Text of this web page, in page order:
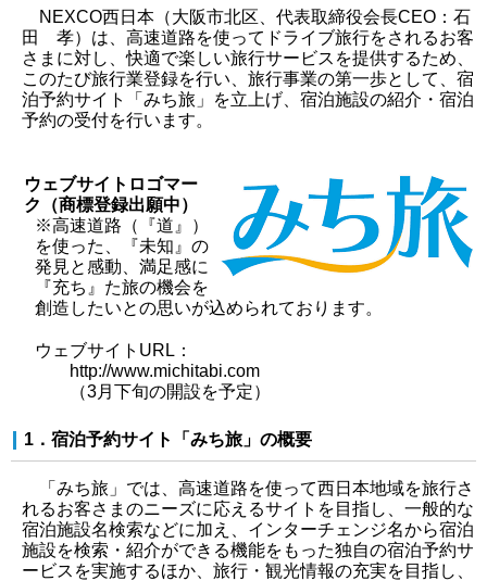
NEXCO西日本（大阪市北区、代表取締役会長CEO：石
田 孝）は、高速道路を使ってドライブ旅行をされるお客
さまに対し、快適で楽しい旅行サービスを提供するため、
このたび旅行業登録を行い、旅行事業の第一歩として、宿
泊予約サイト「みち旅」を立上げ、宿泊施設の紹介・宿泊
予約の受付を行います。
ウェブサイトロゴマー
ク（商標登録出願中）
※高速道路（『道』）
を使った、『未知』の
発見と感動、満足感に
『充ち』た旅の機会を
創造したいとの思いが込められております。
ウェブサイトURL：
http://www.michitabi.com
（3月下旬の開設を予定）
1．宿泊予約サイト「みち旅」の概要
「みち旅」では、高速道路を使って西日本地域を旅行さ
れるお客さまのニーズに応えるサイトを目指し、一般的な
宿泊施設名検索などに加え、インターチェンジ名から宿泊
施設を検索・紹介ができる機能をもった独自の宿泊予約サ
ービスを実施するほか、旅行・観光情報の充実を目指し、